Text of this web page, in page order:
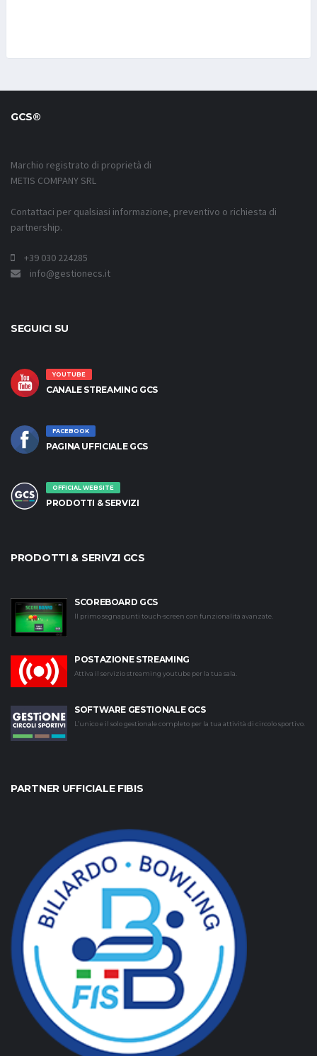
GCS®
Marchio registrato di proprietà di
METIS COMPANY SRL
Contattaci per qualsiasi informazione, preventivo o richiesta di
partnership.
+39 030 224285
info@gestionecs.it
SEGUICI SU
YOUTUBE
CANALE STREAMING GCS
FACEBOOK
PAGINA UFFICIALE GCS
OFFICIAL WEBSITE
PRODOTTI & SERVIZI
PRODOTTI & SERIVZI GCS
SCOREBOARD GCS
Il primo segnapunti touch-screen con funzionalità avanzate.
POSTAZIONE STREAMING
Attiva il servizio streaming youtube per la tua sala.
SOFTWARE GESTIONALE GCS
L’unico e il solo gestionale completo per la tua attività di circolo sportivo.
PARTNER UFFICIALE FIBIS